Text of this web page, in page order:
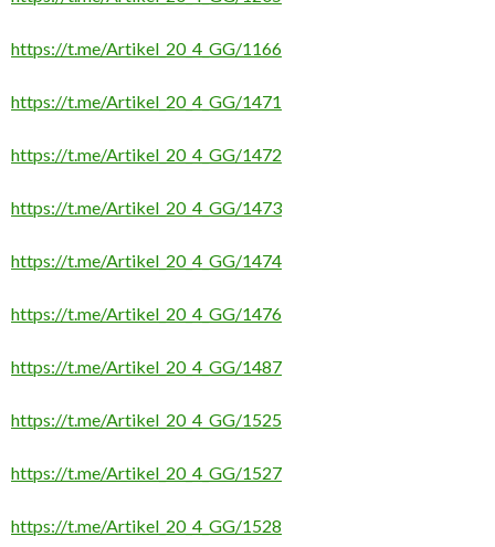
https://t.me/Artikel_20_4_GG/1166
https://t.me/Artikel_20_4_GG/1471
https://t.me/Artikel_20_4_GG/1472
https://t.me/Artikel_20_4_GG/1473
https://t.me/Artikel_20_4_GG/1474
https://t.me/Artikel_20_4_GG/1476
https://t.me/Artikel_20_4_GG/1487
https://t.me/Artikel_20_4_GG/1525
https://t.me/Artikel_20_4_GG/1527
https://t.me/Artikel_20_4_GG/1528